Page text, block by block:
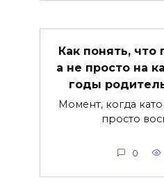
Как понять, что
а не просто на
годы
Момент, когда
просто
0